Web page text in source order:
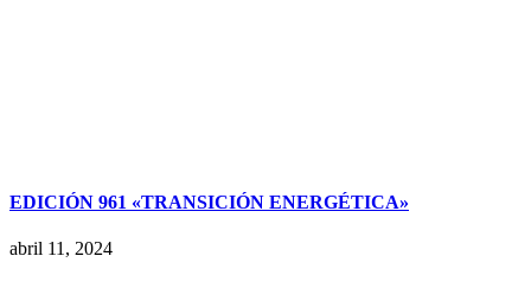
EDICIÓN 961 «TRANSICIÓN ENERGÉTICA»
abril 11, 2024